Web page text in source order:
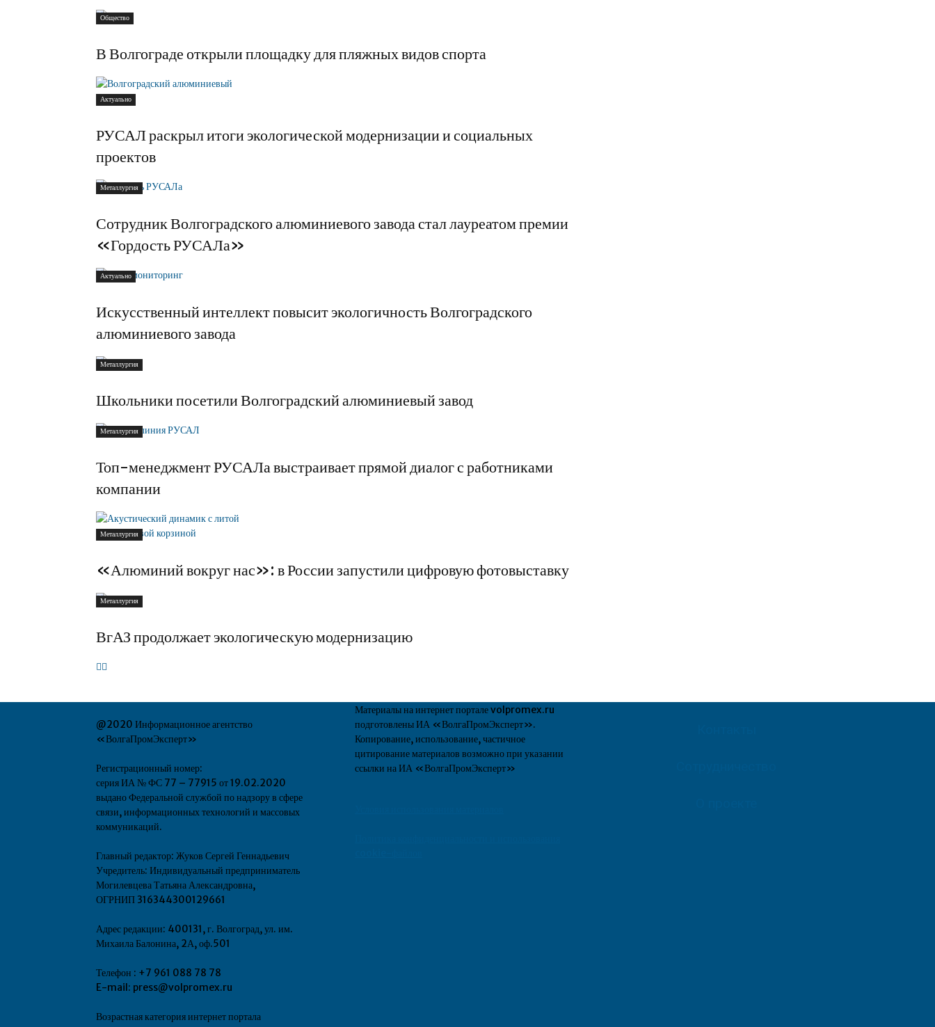
Общество
В Волгограде открыли площадку для пляжных видов спорта
Актуально
РУСАЛ раскрыл итоги экологической модернизации и социальных
проектов
Металлургия
Сотрудник Волгоградского алюминиевого завода стал лауреатом премии
«Гордость РУСАЛа»
Актуально
Искусственный интеллект повысит экологичность Волгоградского
алюминиевого завода
Металлургия
Школьники посетили Волгоградский алюминиевый завод
Металлургия
Топ-менеджмент РУСАЛа выстраивает прямой диалог с работниками
компании
Металлургия
«Алюминий вокруг нас»: в России запустили цифровую фотовыставку
Металлургия
ВгАЗ продолжает экологическую модернизацию
@2020 Информационное агентство
«ВолгаПромЭксперт»
Регистрационный номер:
серия ИА № ФС 77 – 77915 от 19.02.2020
выдано Федеральной службой по надзору в сфере
связи, информационных технологий и массовых
коммуникаций.
Главный редактор: Жуков Сергей Геннадьевич
Учредитель: Индивидуальный предприниматель
Могилевцева Татьяна Александровна,
ОГРНИП 316344300129661
Адрес редакции: 400131, г. Волгоград, ул. им.
Михаила Балонина, 2А, оф.501
Телефон : +7 961 088 78 78
E-mail: press@volpromex.ru
Возрастная категория интернет портала
Материалы на интернет портале volpromex.ru
подготовлены ИА «ВолгаПромЭксперт».
Копирование, использование, частичное
цитирование материалов возможно при указании
ссылки на ИА «ВолгаПромЭксперт»